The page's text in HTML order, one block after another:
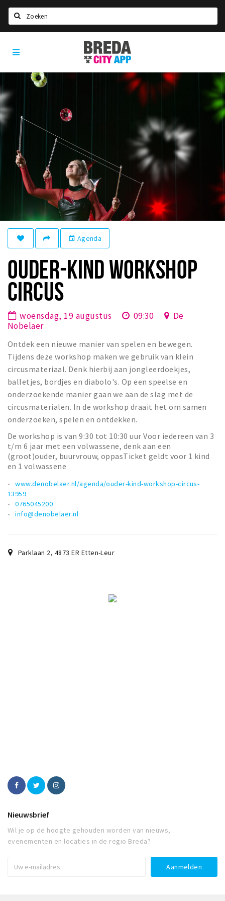
Home
Agenda
Nieuws, interviews & blogs
Eten
Drinken
Slapen
Recreatief
Winkels
Winkelgebieden
Bezienswaardigheden
Musea, theaters & podia
Uitjes & activiteiten
Toeristische routes
Natuurgebieden
Baroniepoorten
Sport
Privacy
Breda
City
App
event Agenda
OUDER-KIND WORKSHOP
CIRCUS
woensdag, 19 augustus 09:30
De
Nobelaer
Ontdek een nieuwe manier van spelen en bewegen.
Tijdens deze workshop maken we gebruik van klein
circusmateriaal. Denk hierbij aan jongleerdoekjes,
balletjes, bordjes en diabolo's. Op een speelse en
onderzoekende manier gaan we aan de slag met de
circusmaterialen. In de workshop draait het om samen
onderzoeken, spelen en ontdekken.
De workshop is van 9:30 tot 10:30 uur Voor iedereen van 3
t/m 6 jaar met een volwassene, denk aan een
(groot)ouder, buurvrouw, oppasTicket geldt voor 1 kind
en 1 volwassene
www.denobelaer.nl/agenda/ouder-kind-workshop-circus-
13959
0765045200
info@denobelaer.nl
Parklaan 2, 4873 ER Etten-Leur
Nieuwsbrief
Wil je op de hoogte gehouden worden van nieuws,
evenementen en locaties in de regio Breda?